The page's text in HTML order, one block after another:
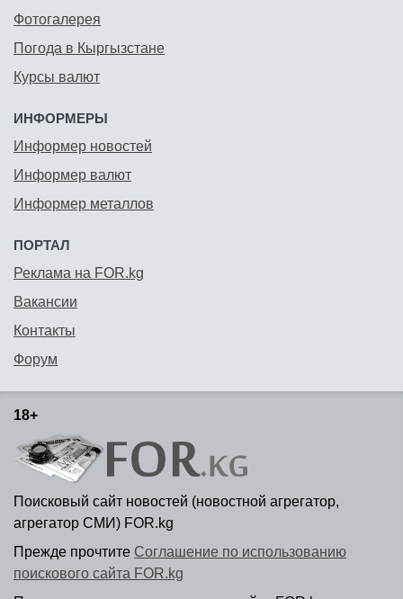
Фотогалерея
Погода в Кыргызстане
Курсы валют
ИНФОРМЕРЫ
Информер новостей
Информер валют
Информер металлов
ПОРТАЛ
Реклама на FOR.kg
Вакансии
Контакты
Форум
18+
Поисковый сайт новостей (новостной агрегатор,
агрегатор СМИ) FOR.kg
Прежде прочтите Соглашение по использованию
поискового сайта FOR.kg